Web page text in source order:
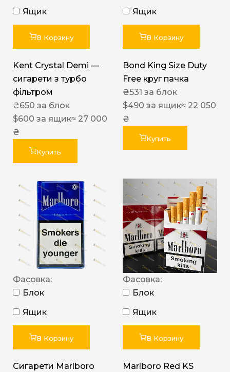
Ящик
В Корзину
Kent Crystal Demi —
сигарети з турбо
фільтром
₴650 за блок
$600 за ящик≈ 27 000
₴
Купить
Ящик
В Корзину
Bond King Size Duty
Free круг пачка
₴531 за блок
$490 за ящик≈ 22 050
₴
Купить
Фасовка:
Блок
Ящик
В Корзину
Сигарети Marlboro
Фасовка:
Блок
Ящик
В Корзину
Marlboro Red KS